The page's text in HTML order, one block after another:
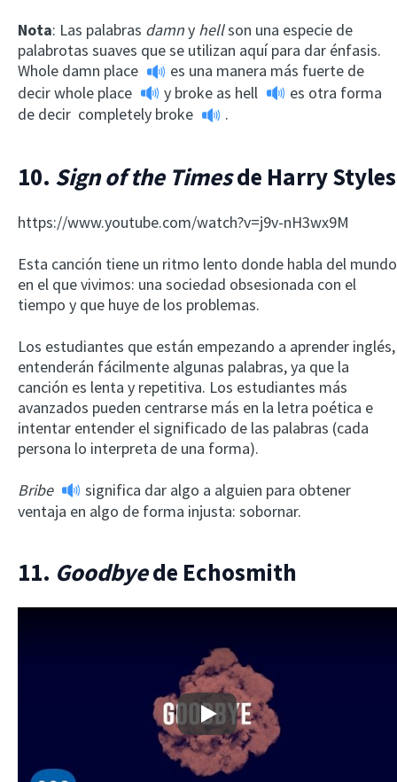
Nota: Las palabras damny hellson una especie de
palabrotas suaves que se utilizan aquí para dar énfasis.
Whole damn place
es una manera más fuerte de
decirwhole place y broke as hell
es otra forma
de decir completely broke .
10. Sign of the Timesde Harry Styles
https://www.youtube.com/watch?v=j9v-nH3wx9M
Esta canción tiene un ritmo lento donde habla del mundo
en el que vivimos: una sociedad obsesionada con el
tiempo y que huye de los problemas.
Los estudiantes que están empezando a aprender inglés,
entenderán fácilmente algunas palabras, ya que la
canción es lenta y repetitiva. Los estudiantes más
avanzados pueden centrarse más en la letra poética e
intentar entender el significado de las palabras (cada
persona lo interpreta de una forma).
Bribe
significa dar algo a alguien para obtener
ventaja en algo de forma injusta: sobornar.
11. Goodbyede Echosmith
Play